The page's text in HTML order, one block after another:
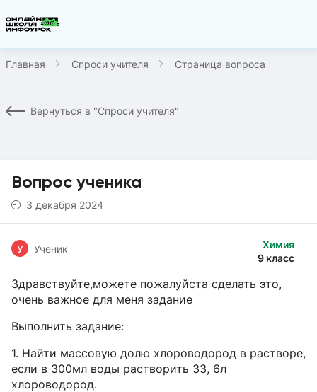
Главная Спроси учителя Страница вопроса
Вернуться в "Спроси учителя"
Вопрос ученика
3 декабря 2024
Химия
9 класс
У Ученик
Здравствуйте,можете пожалуйста сделать это,
очень важное для меня задание
Выполнить задание:
1. Найти массовую долю хлороводород в растворе,
если в 300мл воды растворить 33, 6л
хлороводород.